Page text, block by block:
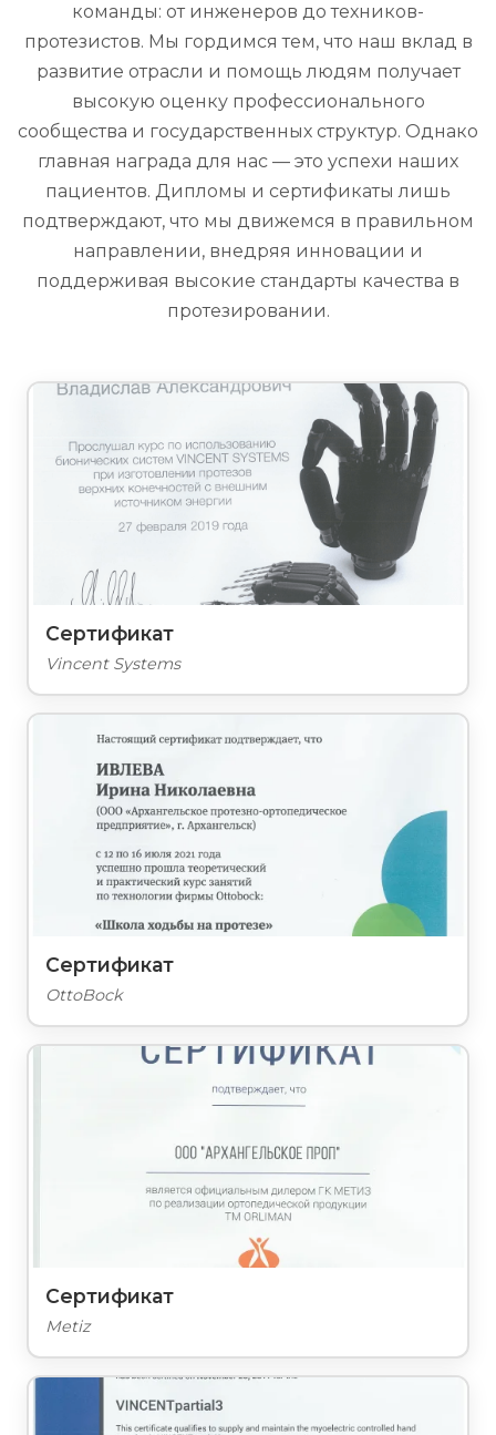
команды: от инженеров до техников-
протезистов. Мы гордимся тем, что наш вклад в
развитие отрасли и помощь людям получает
высокую оценку профессионального
сообщества и государственных структур. Однако
главная награда для нас — это успехи наших
пациентов. Дипломы и сертификаты лишь
подтверждают, что мы движемся в правильном
направлении, внедряя инновации и
поддерживая высокие стандарты качества в
протезировании.
Сертификат
Vincent Systems
Сертификат
OttoBock
Сертификат
Metiz